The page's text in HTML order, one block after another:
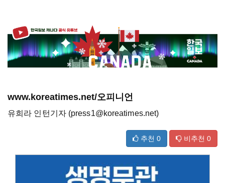
www.koreatimes.net/오피니언
유희라 인턴기자 (press1@koreatimes.net)
추천 0 비추천 0